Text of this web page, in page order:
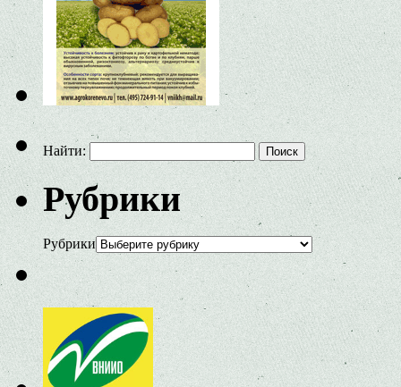
Найти:
Рубрики
Рубрики